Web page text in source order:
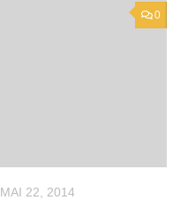
0
MAI 22, 2014